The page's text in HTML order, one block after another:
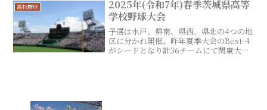
高校野球
2025年(令和7年)春季茨城県高等
学校野球大会
予選は水戸、県南、県西、県北の4つの地
区に分かれ開催。昨年夏季大会のBest-4
がシードとなり計36チームにて関東大会